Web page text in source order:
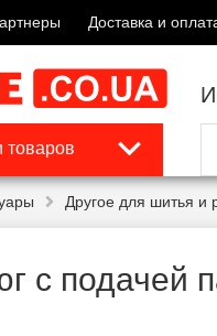
Доставка и
товаров
Другое для шитья и
с подачей